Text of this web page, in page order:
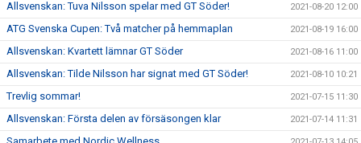
Allsvenskan: Tuva Nilsson spelar med GT Söder! 2021-08-20 12:00
ATG Svenska Cupen: Två matcher på hemmaplan 2021-08-19 16:00
Allsvenskan: Kvartett lämnar GT Söder 2021-08-16 11:00
Allsvenskan: Tilde Nilsson har signat med GT Söder! 2021-08-10 10:21
Trevlig sommar! 2021-07-15 11:30
Allsvenskan: Första delen av försäsongen klar 2021-07-14 11:31